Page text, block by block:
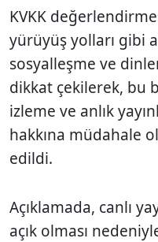
KVKK
yürüyüş yolları gibi
sosyalleşme ve
dikkat çekilerek, bu
izleme ve anlık
hakkına müdahale
edildi.
Açıklamada, canlı
açık olması